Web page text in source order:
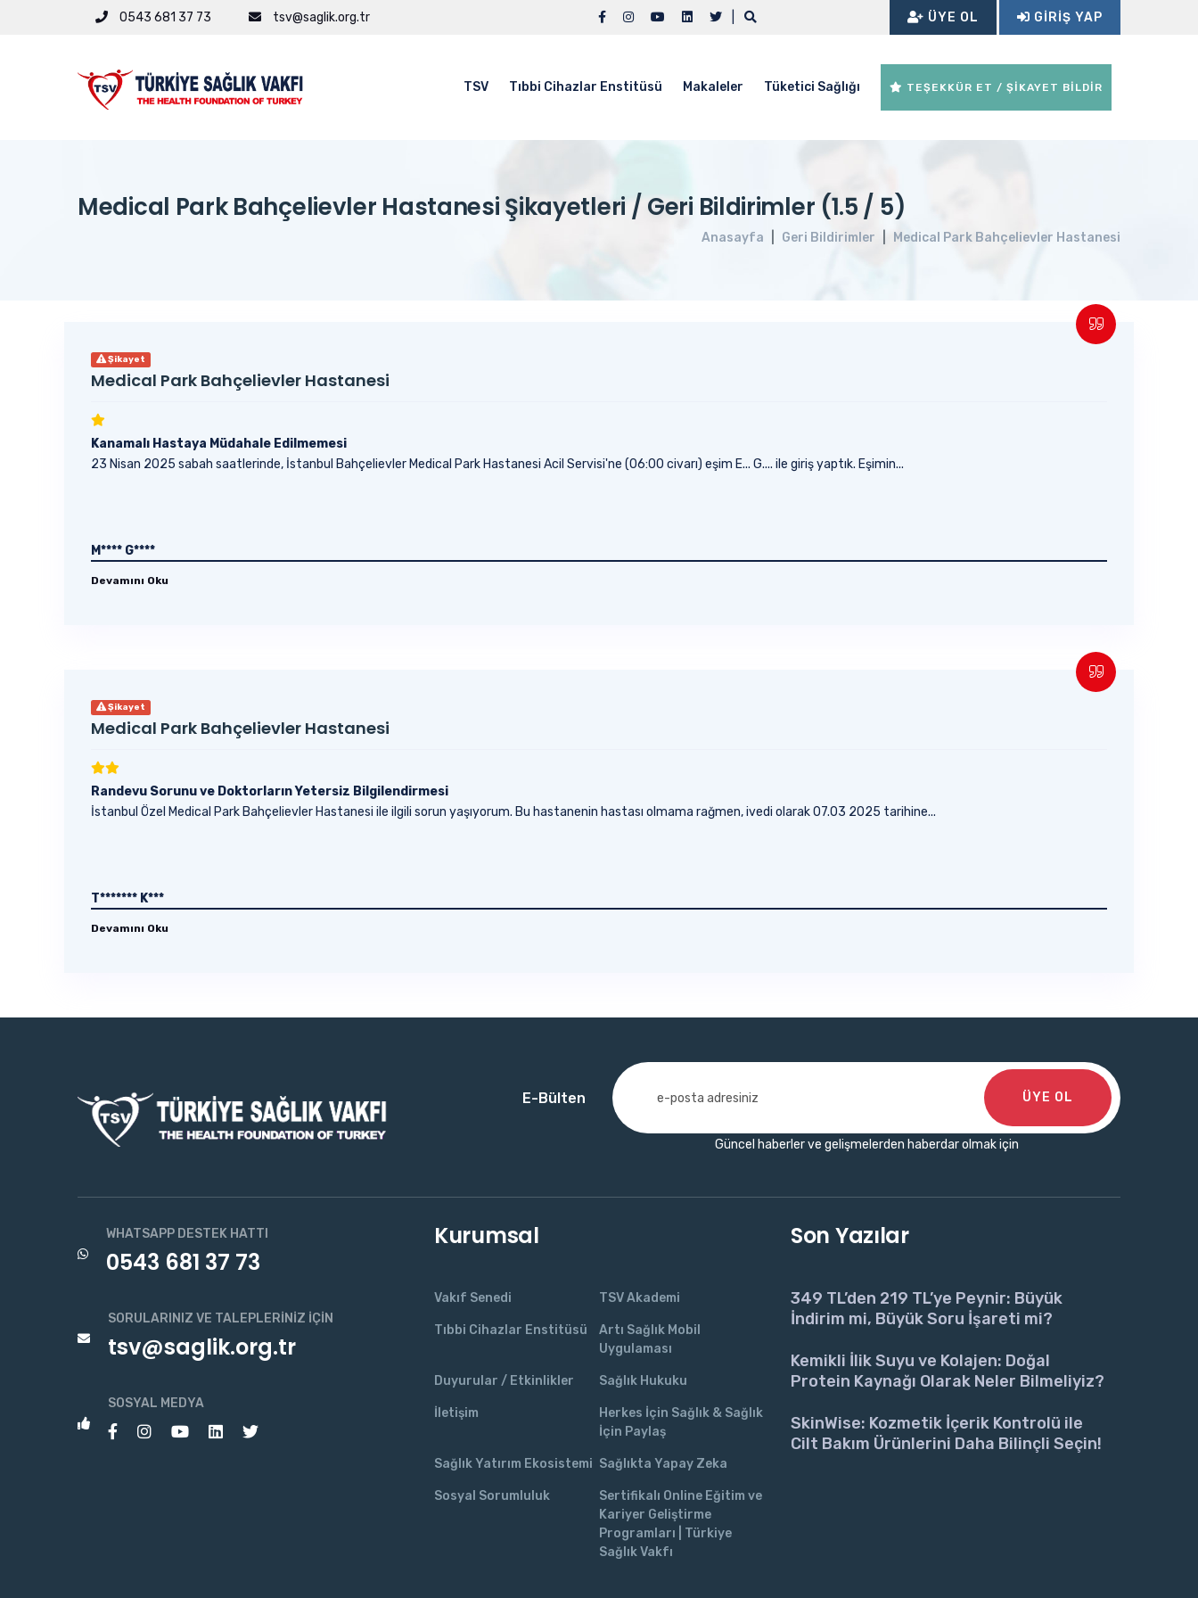
0543 681 37 73 tsv@saglik.org.tr ÜYE OL GIRIŞ YAP
TSV Tıbbi Cihazlar Enstitüsü Makaleler Tüketici Sağlığı TEŞEKKÜR ET / ŞİKAYET BİLDİR
Medical Park Bahçelievler Hastanesi Şikayetleri / Geri Bildirimler (1.5 / 5)
Anasayfa Geri Bildirimler Medical Park Bahçelievler Hastanesi
Şikayet
Medical Park Bahçelievler Hastanesi
Kanamalı Hastaya Müdahale Edilmemesi
23 Nisan 2025 sabah saatlerinde, İstanbul Bahçelievler Medical Park Hastanesi Acil Servisi'ne (06:00 civarı) eşim E... G.... ile giriş yaptık. Eşimin...
M**** G****
Devamını Oku
Şikayet
Medical Park Bahçelievler Hastanesi
Randevu Sorunu ve Doktorların Yetersiz Bilgilendirmesi
İstanbul Özel Medical Park Bahçelievler Hastanesi ile ilgili sorun yaşıyorum. Bu hastanenin hastası olmama rağmen, ivedi olarak 07.03 2025 tarihine...
T******* K***
Devamını Oku
E-Bülten
Güncel haberler ve gelişmelerden haberdar olmak için
ÜYE OL
WHATSAPP DESTEK HATTI
0543 681 37 73
SORULARINIZ VE TALEPLERINIZ İÇIN
tsv@saglik.org.tr
SOSYAL MEDYA
Kurumsal
Vakıf Senedi TSV Akademi
Tıbbi Cihazlar Enstitüsü
Artı Sağlık Mobil
Uygulaması
Duyurular / Etkinlikler Sağlık Hukuku
İletişim
Herkes İçin Sağlık & Sağlık
İçin Paylaş
Sağlık Yatırım Ekosistemi Sağlıkta Yapay Zeka
Sosyal Sorumluluk
Sertifikalı Online Eğitim ve
Kariyer Geliştirme
Programları | Türkiye
Sağlık Vakfı
Son Yazılar
349 TL’den 219 TL’ye Peynir: Büyük
İndirim mi, Büyük Soru İşareti mi?
Kemikli İlik Suyu ve Kolajen: Doğal
Protein Kaynağı Olarak Neler Bilmeliyiz?
SkinWise: Kozmetik İçerik Kontrolü ile
Cilt Bakım Ürünlerini Daha Bilinçli Seçin!